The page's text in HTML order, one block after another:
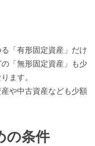
「有形固定資産」だけ
「無形固定資産」も少
ます。
や中古資産なども少額
の条件